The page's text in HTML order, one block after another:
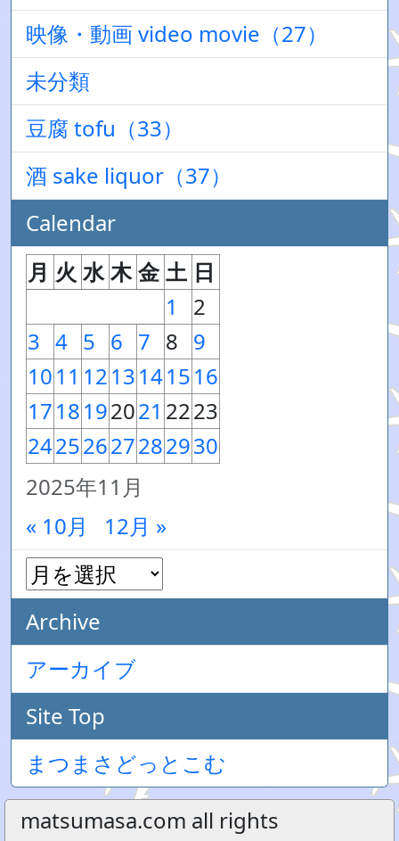
映像・動画 video movie（27）
未分類
豆腐 tofu（33）
酒 sake liquor（37）
Calendar
2025年11月
月 火 水 木 金 土 日
1
2
3 4 5 6 7 8 9
1011 1213141516
1718192021 2223
24252627282930
« 10月 12月 »
Archive
アーカイブ
Site Top
まつまさどっとこむ
matsumasa.com all rights